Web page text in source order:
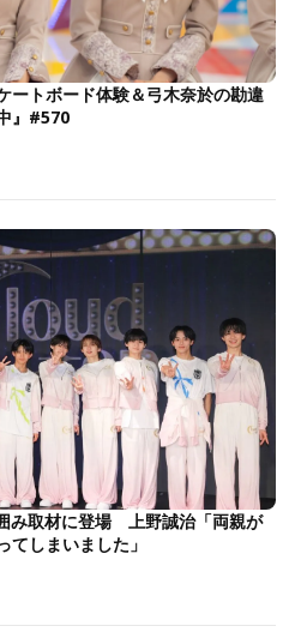
ートボード体験＆弓木奈於の勘違
』#570
み取材に登場 上野誠治「両親が
てしまいました」